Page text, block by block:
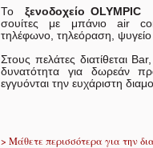
Τοξενοδοχείο OLYMPIC
σουίτες με μπάνιο air
τηλέφωνο, τηλεόραση, ψυγείο
Στους πελάτες διατίθεται Bar,
δυνατότητα για δωρεάν
εγγυόνται την ευχάριστη
> Μάθετε περισσότερα για την